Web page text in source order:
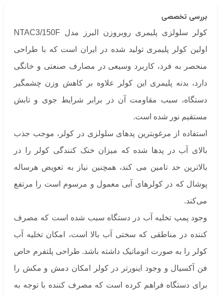
بررسی تخصصی
کولر سلولزی پلیمری روبروزن البرز مدل NTAC3/150F
اولین کولر پلیمری تولید شده در ایران است که با طراحی
منحصر به فرد، کاربرد وسیعی در مصارف صنعتی و خانگی
دارد، بدنه پلیمری این کولر علاوه بر کاهش وزن چشمگیر
دستگاه، سبب مقاومت آن در برابر شرایط جوی و تابش
مستقیم نور شده است.
استفاده از مرغوبترین پدهای سلولزی در کولر، موجب جذب
بالای آب در پدها شده که میزان خنک کنندگی کولر را در
بالاترین حد تامین می کند، همچنین نیاز به تعویض هرساله‌
پوشال که در کولرهای آبی معمول و مرسوم است را مرتفع
می‌کند.
وجود پمپ تخلیه آب در دستگاه سبب شده است که مصرف
کننده در مناطقی که سختی آب بالا است، امکان تخلیه آب
کولر را به صورت اتوماتیک داشته باشد. طراحی پلتفرم خاص
فن آکسیال و وجود اینورتر در کولر امکان دمش و مکش را
برای دستگاه فراهم کرده است که مصرف کننده با توجه به